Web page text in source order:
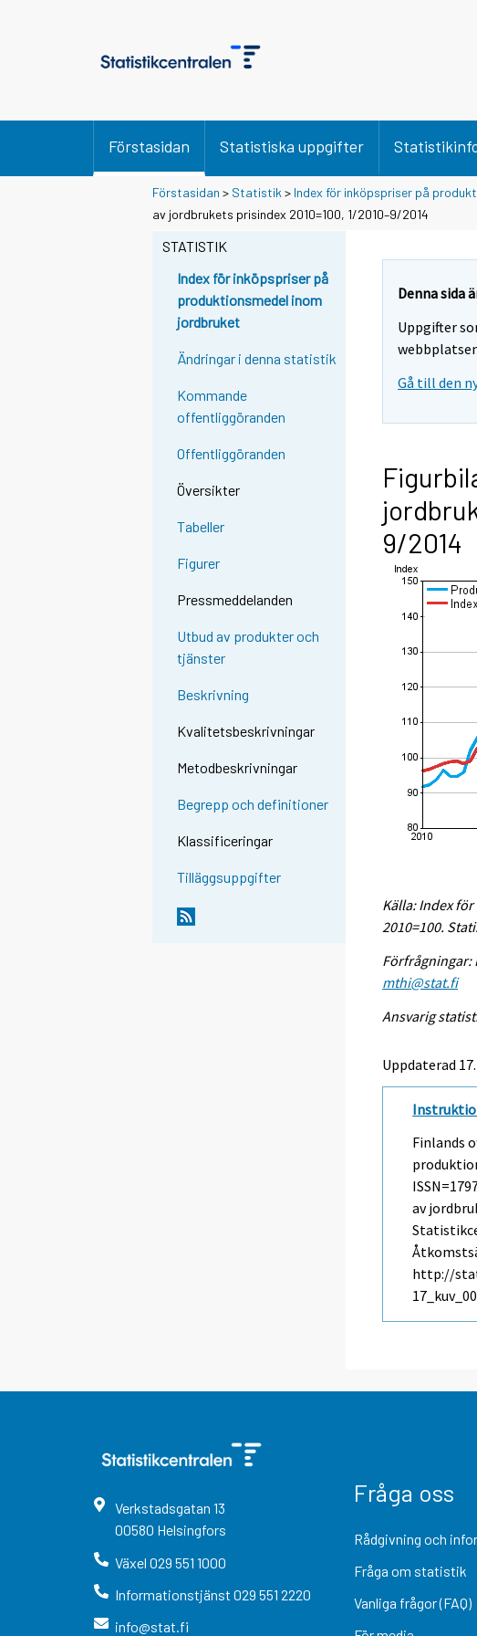
Förstasidan Statistiska uppgifter
Förstasidan > Statistik > Index för inköpspriser på
av jordbrukets prisindex 2010=100, 1/2010–9/2014
STATISTIK
Index för inköpspriser på
produktionsmedel inom
jordbruket
Ändringar i denna statistik
Kommande
offentliggöranden
Offentliggöranden
Översikter
Tabeller
Figurer
Pressmeddelanden
Utbud av produkter och
tjänster
Beskrivning
Kvalitetsbeskrivningar
Metodbeskrivningar
Begrepp och definitioner
Klassificeringar
Tilläggsuppgifter
Denna sida
Uppgifter
Gå till den
9/2014
Källa: Index
2010=100.
Förfrågningar:
mthi@stat.fi
Ansvarig
Uppdaterad
Finlands
av
http://
Verkstadsgatan 13
00580 Helsingfors
Växel 029 551 1000
Informationstjänst 029 551 2220
info@stat.fi
Fråga oss
Rådgivning och
Fråga om statistik
Vanliga frågor (FAQ)